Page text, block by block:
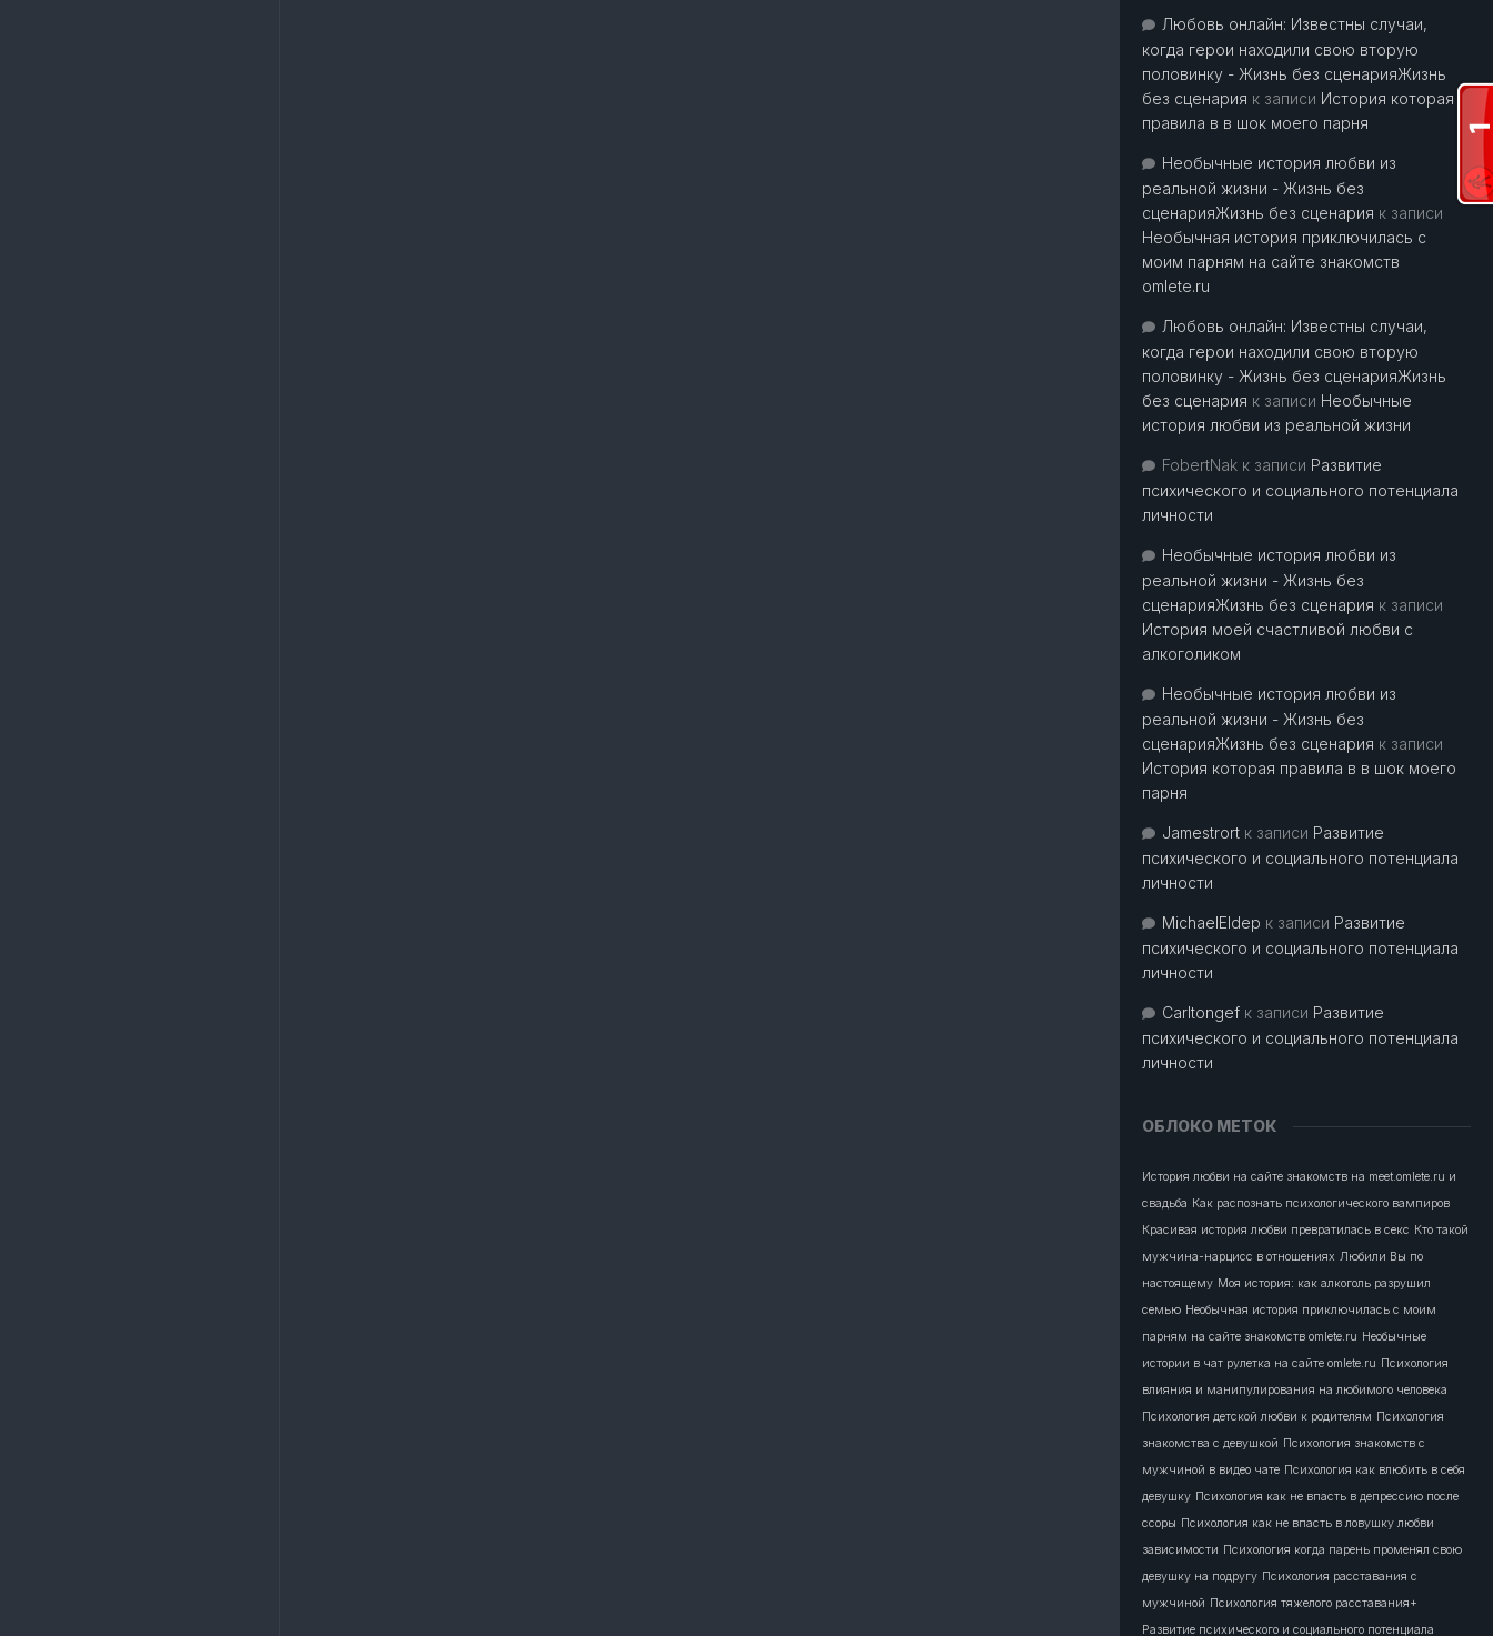
Любовь онлайн: Известны случаи,
когда герои находили свою вторую
половинку - Жизнь без сценарияЖизнь
без сценария к записи История которая
правила в в шок моего парня
Необычные история любви из
реальной жизни - Жизнь без
сценарияЖизнь без сценария к записи
Необычная история приключилась с
моим парням на сайте знакомств
omlete.ru
Любовь онлайн: Известны случаи,
когда герои находили свою вторую
половинку - Жизнь без сценарияЖизнь
без сценария к записи Необычные
история любви из реальной жизни
FobertNak к записи Развитие
психического и социального потенциала
личности
Необычные история любви из
реальной жизни - Жизнь без
сценарияЖизнь без сценария к записи
История моей счастливой любви с
алкоголиком
Необычные история любви из
реальной жизни - Жизнь без
сценарияЖизнь без сценария к записи
История которая правила в в шок моего
парня
Jamestrort к записи Развитие
психического и социального потенциала
личности
MichaelEldep к записи Развитие
психического и социального потенциала
личности
Carltongef к записи Развитие
психического и социального потенциала
личности
ОБЛОКО МЕТОК
История любви на сайте знакомств на meet.omlete.ru и
свадьба Как распознать психологического вампиров
Красивая история любви превратилась в секс Кто такой
мужчина-нарцисс в отношениях Любили Вы по
настоящему Моя история: как алкоголь разрушил
семью Необычная история приключилась с моим
парням на сайте знакомств omlete.ru Необычные
истории в чат рулетка на сайте omlete.ru Психология
влияния и манипулирования на любимого человека
Психология детской любви к родителям Психология
знакомства с девушкой Психология знакомств с
мужчиной в видео чате Психология как влюбить в себя
девушку Психология как не впасть в депрессию после
ссоры Психология как не впасть в ловушку любви
зависимости Психология когда парень променял свою
девушку на подругу Психология расставания с
мужчиной Психология тяжелого расставания+
Развитие психического и социального потенциала